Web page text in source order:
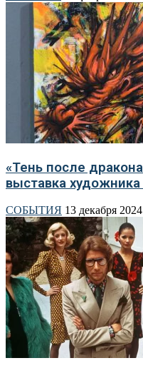
«Тень после
выставка художника
СОБЫТИЯ 13 декабря 2024